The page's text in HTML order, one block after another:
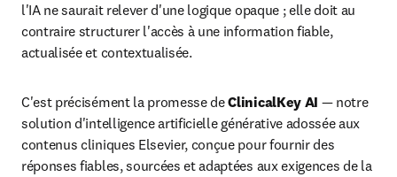
l'IA ne saurait relever d'une logique opaque ; elle doit au
contraire structurer l'accès à une information fiable,
actualisée et contextualisée.
C'est précisément la promesse de ClinicalKey AI — notre
solution d'intelligence artificielle générative adossée aux
contenus cliniques Elsevier, conçue pour fournir des
réponses fiables, sourcées et adaptées aux exigences de la